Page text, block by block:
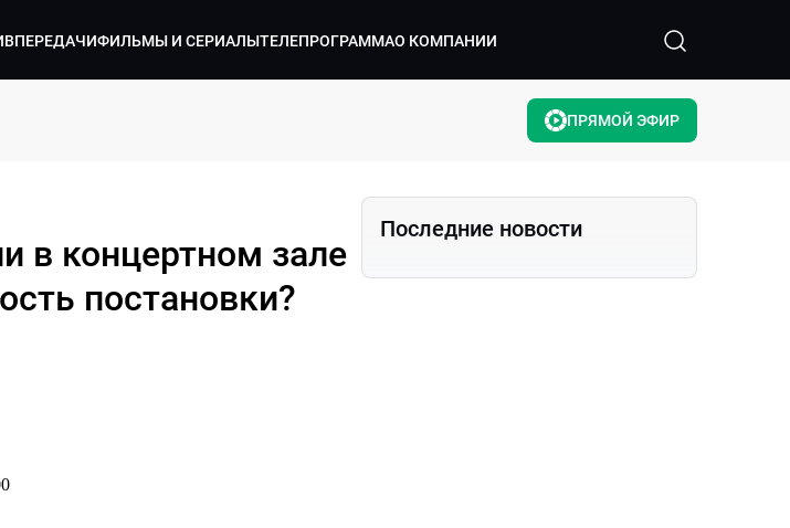
ПЕРЕДАЧИФИЛЬМЫ И СЕРИАЛЫТЕЛЕПРОГРАММАО КОМПАНИИ
ПРЯМОЙ ЭФИР
в концертном зале
постановки?
Последние новости